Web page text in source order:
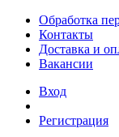
Обработка
Контакты
Доставка и
Вакансии
Вход
Регистрация